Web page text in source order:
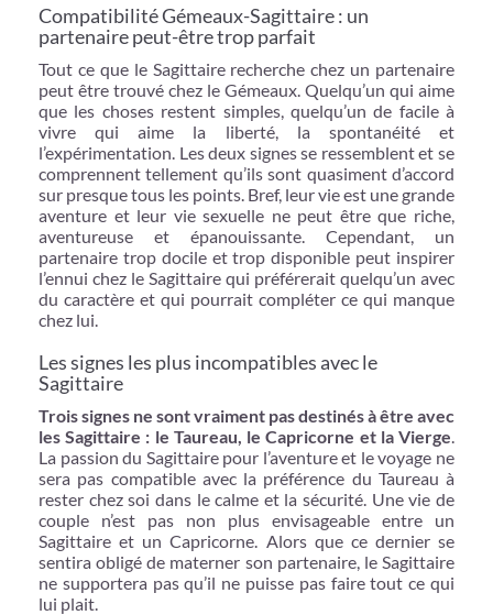
Compatibilité Gémeaux-Sagittaire : un
partenaire peut-être trop parfait
Tout ce que le Sagittaire recherche chez un partenaire
peut être trouvé chez le Gémeaux. Quelqu’un qui aime
que les choses restent simples, quelqu’un de facile à
vivre qui aime la liberté, la spontanéité et
l’expérimentation. Les deux signes se ressemblent et se
comprennent tellement qu’ils sont quasiment d’accord
sur presque tous les points. Bref, leur vie est une grande
aventure et leur vie sexuelle ne peut être que riche,
aventureuse et épanouissante. Cependant, un
partenaire trop docile et trop disponible peut inspirer
l’ennui chez le Sagittaire qui préférerait quelqu’un avec
du caractère et qui pourrait compléter ce qui manque
chez lui.
Les signes les plus incompatibles avec le
Sagittaire
Trois signes ne sont vraiment pas destinés à être avec
les Sagittaire : le Taureau, le Capricorne et la Vierge
La passion du Sagittaire pour l’aventure et le voyage ne
sera pas compatible avec la préférence du Taureau à
rester chez soi dans le calme et la sécurité. Une vie de
couple n’est pas non plus envisageable entre un
Sagittaire et un Capricorne. Alors que ce dernier se
sentira obligé de materner son partenaire, le Sagittaire
ne supportera pas qu’il ne puisse pas faire tout ce qui
lui plait.